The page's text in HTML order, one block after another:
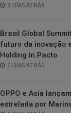
POSTED
3 DIAS ATRÁS
Brasil Global
futuro da inovação
Holding in.Pacto
POSTED
2 DIAS ATRÁS
OPPO e Asia
estrelada por